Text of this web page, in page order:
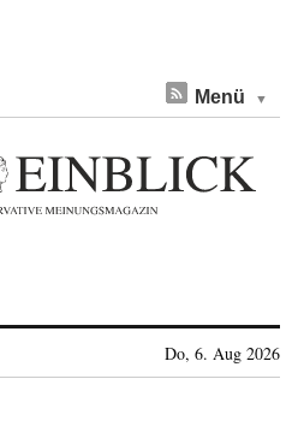
Menü
Do, 6. Aug 2026